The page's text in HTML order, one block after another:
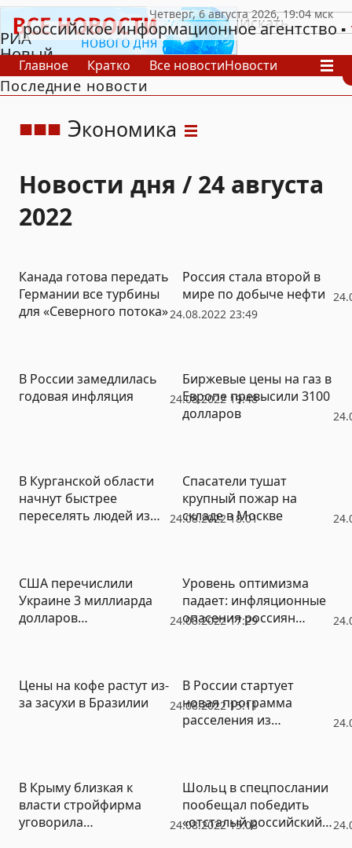
РИА
Новый
День
российское информационное агентство
Главное Кратко Все новостиНовости
В России
В мире
Последние новости
Экономика
Новости дня / 24 августа
2022
24.08.2022 23:49
Канада готова передать
Германии все турбины
для «Северного потока»
Россия стала второй в
мире по добыче нефти
24.08.2022 19:48
В России замедлилась
годовая инфляция
Биржевые цены на газ в
Европе превысили 3100
долларов
24.08.2022 18:01
В Курганской области
начнут быстрее
переселять людей из
Спасатели тушат
крупный пожар на
складе в Москве
24.08.2022 17:29
США перечислили
Украине 3 миллиарда
долларов
Уровень оптимизма
падает: инфляционные
опасения россиян
24.08.2022 15:11
Цены на кофе растут из-
за засухи в Бразилии
В России стартует
новая программа
расселения из
24.08.2022 15:08
В Крыму близкая к
власти стройфирма
уговорила
Шольц в спецпослании
пообещал победить
«отсталый российский